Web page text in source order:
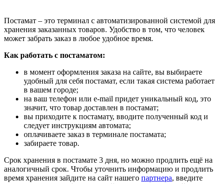
Постамат – это терминал с автоматизированной системой для
хранения заказанных товаров. Удобство в том, что человек
может забрать заказ в любое удобное время.
Как работать с постаматом:
в момент оформления заказа на сайте, вы выбираете
удобный для себя постамат, если такая система работает
в вашем городе;
на ваш телефон или e-mail придет уникальный код, это
значит, что товар доставлен в постамат;
вы приходите к постамату, вводите полученный код и
следует инструкциям автомата;
оплачиваете заказ в терминале постамата;
забираете товар.
Срок хранения в постамате 3 дня, но можно продлить ещё на
аналогичный срок. Чтобы уточнить информацию и продлить
время хранения зайдите на сайт нашего партнера, введите